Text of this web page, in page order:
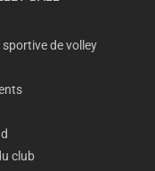
de volley
club